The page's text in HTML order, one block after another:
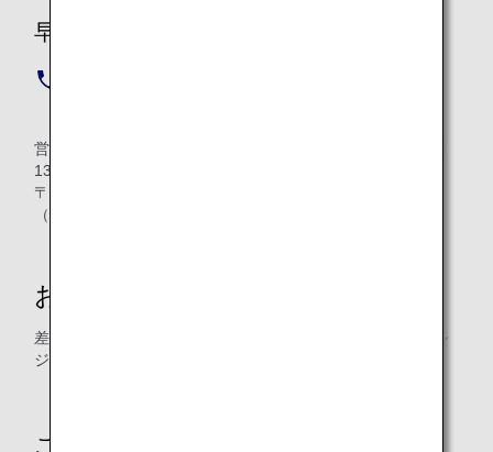
早来カントリー倶楽部 予約専用電話番号
営業期間：シーズン中（2022年4月8日（金）～2022年11月
13日（日））無休
〒059-1431 北海道勇払郡安平町早来新栄671-1
（新千歳空港よりお車で約20分）
お支払い
差額は現金、ANAデジタルクーポン、ANA旅行券またはクレ
ジットカードでお支払いください。
ご注意